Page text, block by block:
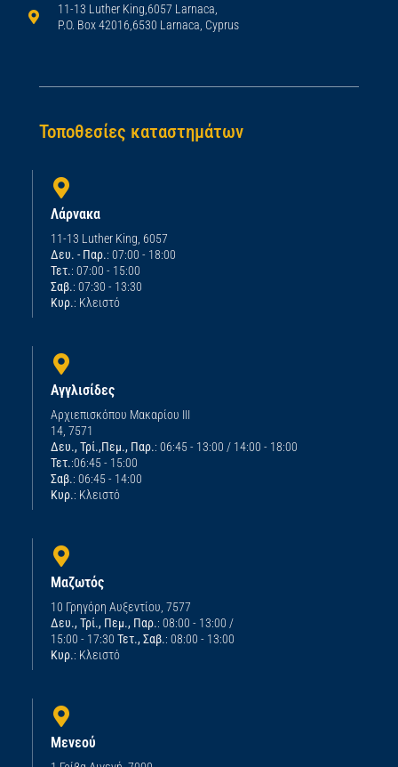
11-13 Luther King,6057 Larnaca,
P.O. Box 42016,6530 Larnaca, Cyprus
Τοποθεσίες καταστημάτων
Λάρνακα
11-13 Luther King, 6057
Δευ. - Παρ.: 07:00 - 18:00
Τετ.: 07:00 - 15:00
Σαβ.: 07:30 - 13:30
Κυρ.: Κλειστό
Αγγλισίδες
Αρχιεπισκόπου Μακαρίου ΙΙΙ
14, 7571
Δευ., Τρί.,Πεμ., Παρ.: 06:45 - 13:00 / 14:00 - 18:00
Τετ.:06:45 - 15:00
Σαβ.: 06:45 - 14:00
Κυρ.: Κλειστό
Μαζωτός
10 Γρηγόρη Αυξεντίου, 7577
Δευ., Τρί., Πεμ., Παρ.: 08:00 - 13:00 /
15:00 - 17:30 Τετ., Σαβ.: 08:00 - 13:00
Κυρ.: Κλειστό
Μενεού